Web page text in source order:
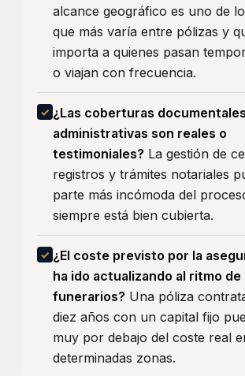
alcance geográfico es uno de
que más varía entre pólizas y
importa a quienes pasan
o viajan con frecuencia.
¿Las coberturas
administrativas son reales o
testimoniales? La gestión de
registros y trámites notariales
parte más incómoda del
siempre está bien cubierta.
¿El coste previsto por la
ha ido actualizando al ritmo
funerarios? Una póliza
diez años con un capital fijo
muy por debajo del coste real
determinadas zonas.